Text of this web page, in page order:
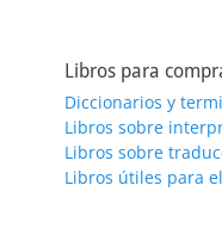
Libros para
Diccionarios y
Libros sobre
Libros sobre
Libros útiles para